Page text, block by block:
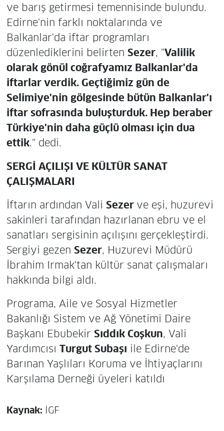
ve barış getirmesi temennisinde bulundu.
Edirne'nin farklı noktalarında ve
Balkanlar'da iftar programları
düzenlediklerini belirten Sezer, "Valilik
olarak gönül coğrafyamız Balkanlar'da
iftarlar verdik. Geçtiğimiz gün de
Selimiye'nin gölgesinde bütün Balkanlar'ı
iftar sofrasında buluşturduk. Hep beraber
Türkiye'nin daha güçlü olması için dua
ettik." dedi.
SERGİ AÇILIŞI VE KÜLTÜR SANAT
ÇALIŞMALARI
İftarın ardından Vali Sezer ve eşi, huzurevi
sakinleri tarafından hazırlanan ebru ve el
sanatları sergisinin açılışını gerçekleştirdi.
Sergiyi gezen Sezer, Huzurevi Müdürü
İbrahim Irmak'tan kültür sanat çalışmaları
hakkında bilgi aldı.
Programa, Aile ve Sosyal Hizmetler
Bakanlığı Sistem ve Ağ Yönetimi Daire
Başkanı Ebubekir Sıddık Coşkun, Vali
Yardımcısı Turgut Subaşı ile Edirne'de
Barınan Yaşlıları Koruma ve İhtiyaçlarını
Karşılama Derneği üyeleri katıldı
Kaynak: İGF